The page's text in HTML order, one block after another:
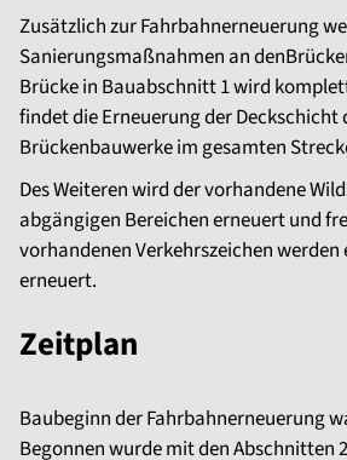
Zusätzlich zur Fahrbahnerneuerung
Sanierungsmaßnahmen an
Brücke in Bauabschnitt 1 wird
findet die Erneuerung der Deckschicht
Brückenbauwerke im gesamten
Des Weiteren wird der vorhandene
abgängigen Bereichen erneuert und
vorhandenen Verkehrszeichen
erneuert.
Zeitplan
Baubeginn der Fahrbahnerneuerung
Begonnen wurde mit den Abschnitten